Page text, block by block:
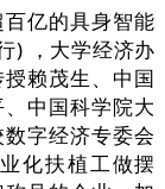
亿的具身智能
) ，大学经济办
赖茂生、中国
中国科学院大
字经济专委会
化扶植工做摆